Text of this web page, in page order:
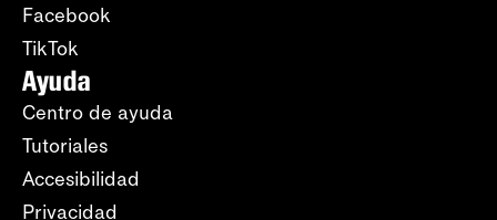
Facebook
TikTok
Ayuda
Centro de ayuda
Tutoriales
Accesibilidad
Privacidad